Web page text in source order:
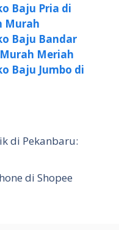
Baju Pria di
Murah
Baju Bandar
Meriah
Baju Jumbo di
di Pekanbaru:
di Shopee